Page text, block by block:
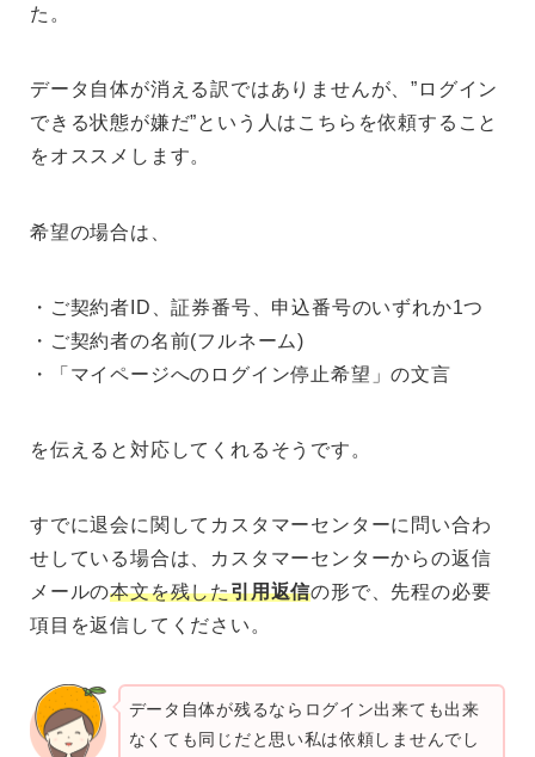
た。
データ自体が消える訳ではありませんが、”ログイン
できる状態が嫌だ”という人はこちらを依頼すること
をオススメします。
希望の場合は、
・ご契約者ID、証券番号、申込番号のいずれか1つ
・ご契約者の名前(フルネーム)
・「マイページへのログイン停止希望」の文言
を伝えると対応してくれるそうです。
すでに退会に関してカスタマーセンターに問い合わ
せしている場合は、カスタマーセンターからの返信
メールの本文を残した引用返信の形で、先程の必要
項目を返信してください。
データ自体が残るならログイン出来ても出来
なくても同じだと思い私は依頼しませんでし